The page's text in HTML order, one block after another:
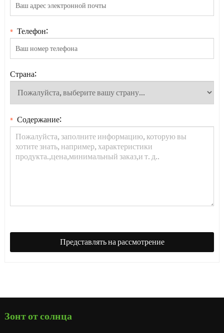
* Телефон:
Страна:
* Содержание:
Представлять на рассмотрение
Зонт от солнца